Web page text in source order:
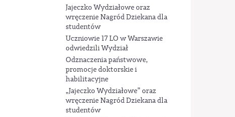
Jajeczko Wydziałowe oraz
wręczenie Nagród Dziekana dla
studentów
Uczniowie 17 LO w Warszawie
odwiedzili Wydział
Odznaczenia państwowe,
promocje doktorskie i
habilitacyjne
„Jajeczko Wydziałowe” oraz
wręczenie Nagród Dziekana dla
studentów